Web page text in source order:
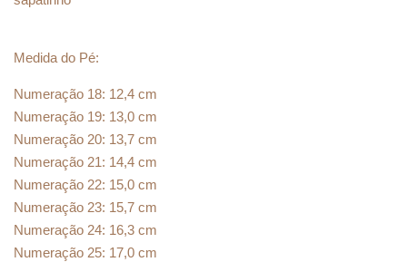
Medida do Pé:
Numeração 18: 12,4 cm
Numeração 19: 13,0 cm
Numeração 20: 13,7 cm
Numeração 21: 14,4 cm
Numeração 22: 15,0 cm
Numeração 23: 15,7 cm
Numeração 24: 16,3 cm
Numeração 25: 17,0 cm